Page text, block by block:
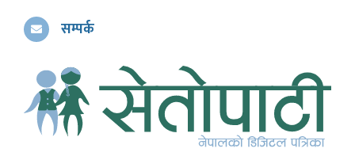
सम्पर्क